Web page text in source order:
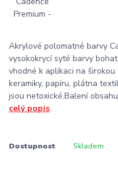
Akrylové polomatné barvy
vysokokrycí syté barvy
vhodné k aplikaci na
keramiky, papíru, plátna
jsou netoxické.Balení
celý popis
Dostupnost Skladem